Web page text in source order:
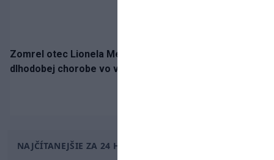
Zomrel otec Lionela Messiho. Jorge podľahol
dlhodobej chorobe vo veku 68 rokov
NAJČÍTANEJŠIE ZA 24 HODÍN